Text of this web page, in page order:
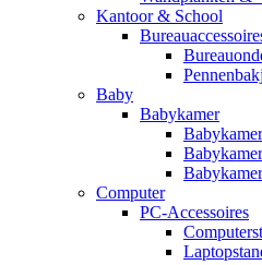
Kantoor & School
Baby
Babykamer
Computer
PC-Accessoires